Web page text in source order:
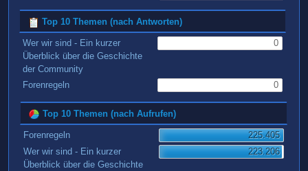
Top 10 Themen (nach Antworten)
Wer wir sind - Ein kurzer
Überblick über die Geschichte
der Community
0
Forenregeln 0
Top 10 Themen (nach Aufrufen)
Forenregeln
225.405
Wer wir sind - Ein kurzer
Überblick über die Geschichte
223.206